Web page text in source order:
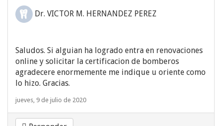
Dr. VICTOR M. HERNANDEZ PEREZ
Saludos. Si alguian ha logrado entra en renovaciones
online y solicitar la certificacion de bomberos
agradecere enormemente me indique u oriente como
lo hizo. Gracias.
jueves, 9 de julio de 2020